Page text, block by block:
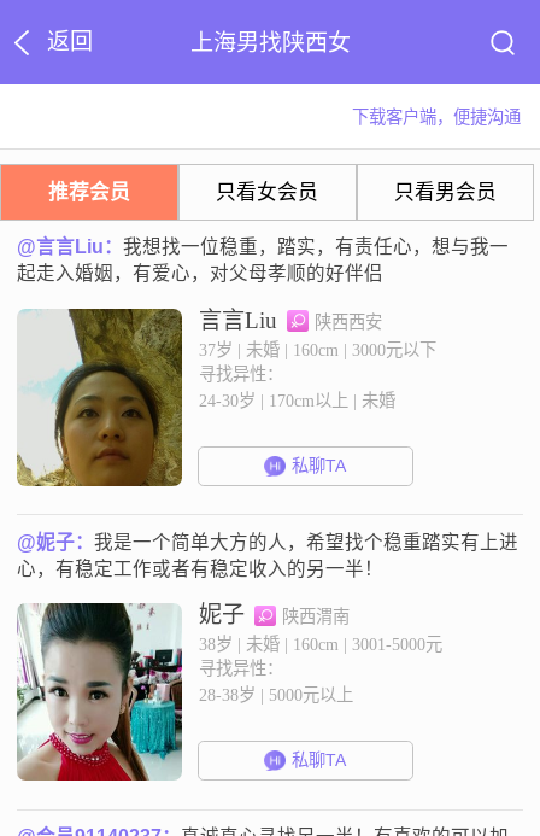
返回 上海男找陕西女
下载客户端，便捷沟通
推荐会员 只看女会员 只看男会员
@言言Liu：我想找一位稳重，踏实，有责任心，想与我一
起走入婚姻，有爱心，对父母孝顺的好伴侣
言言Liu
陕西西安
37岁 | 未婚 | 160cm | 3000元以下
寻找异性：
24-30岁 | 170cm以上 | 未婚
私聊TA
@妮子：我是一个简单大方的人，希望找个稳重踏实有上进
心，有稳定工作或者有稳定收入的另一半！
妮子
陕西渭南
38岁 | 未婚 | 160cm | 3001-5000元
寻找异性：
28-38岁 | 5000元以上
私聊TA